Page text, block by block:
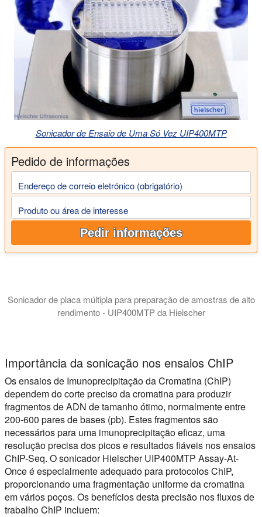
Sonicador de Ensaio de Uma Só Vez UIP400MTP
Pedido de informações
Endereço de correio eletrónico (obrigatório)
Produto ou área de interesse
Pedir informações
Sonicador de placa múltipla para preparação de amostras de alto
rendimento - UIP400MTP da Hielscher
Importância da sonicação nos ensaios ChIP
Os ensaios de Imunoprecipitação da Cromatina (ChIP)
dependem do corte preciso da cromatina para produzir
fragmentos de ADN de tamanho ótimo, normalmente entre
200-600 pares de bases (pb). Estes fragmentos são
necessários para uma imunoprecipitação eficaz, uma
resolução precisa dos picos e resultados fiáveis nos ensaios
ChIP-Seq. O sonicador Hielscher UIP400MTP Assay-At-
Once é especialmente adequado para protocolos ChIP,
proporcionando uma fragmentação uniforme da cromatina
em vários poços. Os benefícios desta precisão nos fluxos de
trabalho ChIP incluem: